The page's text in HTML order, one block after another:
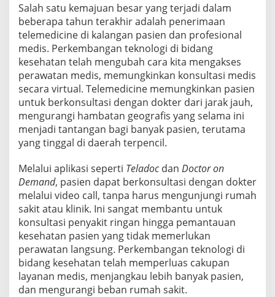
Salah satu kemajuan besar yang terjadi dalam
beberapa tahun terakhir adalah penerimaan
telemedicine di kalangan pasien dan profesional
medis. Perkembangan teknologi di bidang
kesehatan telah mengubah cara kita mengakses
perawatan medis, memungkinkan konsultasi medis
secara virtual. Telemedicine memungkinkan pasien
untuk berkonsultasi dengan dokter dari jarak jauh,
mengurangi hambatan geografis yang selama ini
menjadi tantangan bagi banyak pasien, terutama
yang tinggal di daerah terpencil.
Melalui aplikasi seperti Teladocdan Doctor on
Demand, pasien dapat berkonsultasi dengan dokter
melalui video call, tanpa harus mengunjungi rumah
sakit atau klinik. Ini sangat membantu untuk
konsultasi penyakit ringan hingga pemantauan
kesehatan pasien yang tidak memerlukan
perawatan langsung. Perkembangan teknologi di
bidang kesehatan telah memperluas cakupan
layanan medis, menjangkau lebih banyak pasien,
dan mengurangi beban rumah sakit.